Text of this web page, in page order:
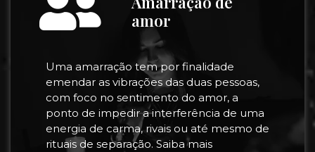
amor
Uma amarração tem por finalidade
emendar as vibrações das duas pessoas,
com foco no sentimento do amor, a
ponto de impedir a interferência de uma
energia de carma, rivais ou até mesmo de
rituais de separação. Saiba mais